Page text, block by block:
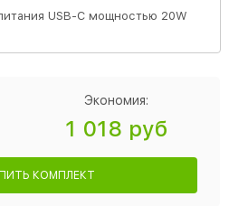
USB-C мощностью 20W
Экономия:
1 018 руб
КОМПЛЕКТ